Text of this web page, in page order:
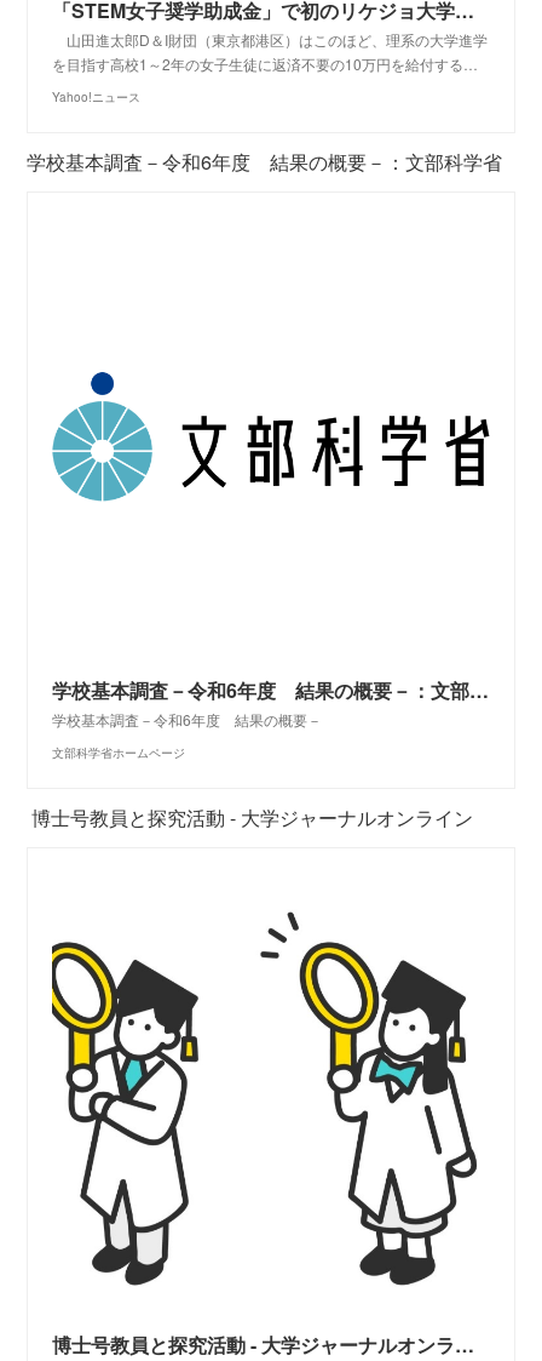
「STEM女子奨学助成金」で初のリケジョ大学生誕生 山田進太郎D＆I財団が助成（オーヴォ） - Yahoo!ニュース
山田進太郎D＆I財団（東京都港区）はこのほど、理系の大学進学
を目指す高校1～2年の女子生徒に返済不要の10万円を給付する…
Yahoo!ニュース
学校基本調査－令和6年度 結果の概要－：文部科学省
学校基本調査－令和6年度 結果の概要－：文部科学省
学校基本調査－令和6年度 結果の概要－
文部科学省ホームページ
博士号教員と探究活動 - 大学ジャーナルオンライン
博士号教員と探究活動 - 大学ジャーナルオンライン